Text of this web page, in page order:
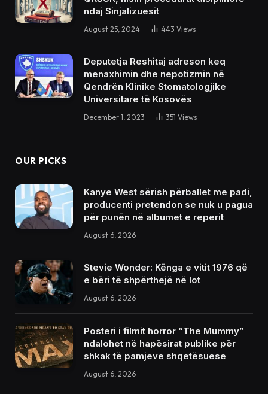
ndaj Sinjalizuesit
August 25, 2024 443 Views
Deputetja Reshitaj adreson keq
menaxhimin dhe nepotizmin në
Qendrën Klinike Stomatologjike
Universitare të Kosovës
December 1, 2023 351 Views
OUR PICKS
Kanye West sërish përballet me padi,
producenti pretendon se nuk u pagua
për punën në albumet e reperit
August 6, 2026
Stevie Wonder: Kënga e vitit 1976 që
e bëri të shpërthejë në lot
August 6, 2026
Posteri i filmit horror “The Mummy”
ndalohet në hapësirat publike për
shkak të pamjeve shqetësuese
August 6, 2026